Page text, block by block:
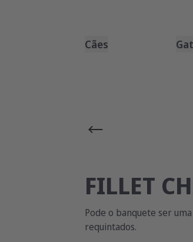
Cães
FILLET
Pode o banquete ser
requintados.